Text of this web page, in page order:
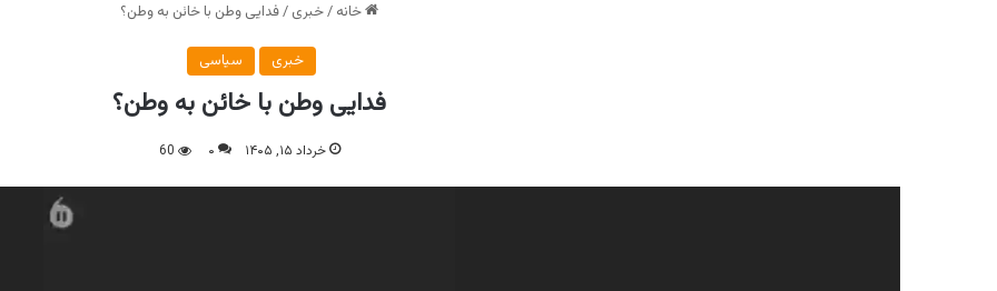
خانه /خبری /فدایی وطن با خائن به وطن؟
خبری سیاسی
فدایی وطن با خائن به وطن؟
خرداد ۱۵, ۱۴۰۵ ۰ 60
نمایشگر